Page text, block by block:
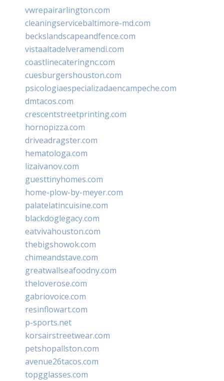
vwrepairarlington.com
cleaningservicebaltimore-md.com
beckslandscapeandfence.com
vistaaltadelveramendi.com
coastlinecateringnc.com
cuesburgershouston.com
psicologiaespecializadaencampeche.com
dmtacos.com
crescentstreetprinting.com
hornopizza.com
driveadragster.com
hematologa.com
lizaivanov.com
guesttinyhomes.com
home-plow-by-meyer.com
palatelatincuisine.com
blackdoglegacy.com
eatvivahouston.com
thebigshowok.com
chimeandstave.com
greatwallseafoodny.com
theloverose.com
gabriovoice.com
resinflowart.com
p-sports.net
korsairstreetwear.com
petshopallston.com
avenue26tacos.com
topgglasses.com